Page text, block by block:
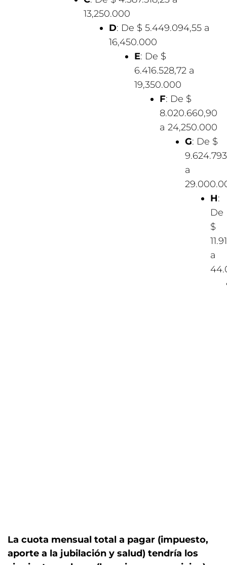
13,250.000
D: De $ 5.449.094,55 a
16,450.000
E: De $
6.416.528,72 a
19,350.000
F: De $
8.020.660,90
a 24,250.000
G: De $
a
H:
De
$
a
La cuota mensual total a pagar (impuesto,
aporte a la jubilación y salud) tendría los